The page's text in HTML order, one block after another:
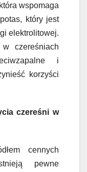
wspomaga
który jest
elektrolitowej.
czereśniach
i
korzyści
czereśni w
cennych
pewne